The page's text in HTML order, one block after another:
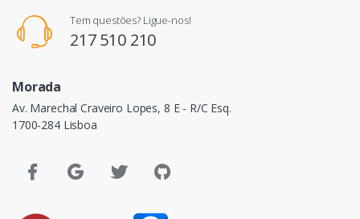
Tem questões? Ligue-nos!
217 510 210
Morada
Av. Marechal Craveiro Lopes, 8 E - R/C Esq.
1700-284 Lisboa